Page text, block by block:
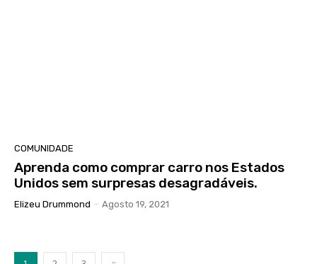
COMUNIDADE
Aprenda como comprar carro nos Estados
Unidos sem surpresas desagradáveis.
Elizeu Drummond - Agosto 19, 2021